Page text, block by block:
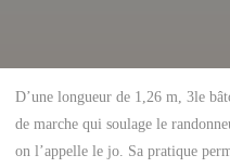
D’une longueur de 1,26 m, 3le
de marche qui soulage le
on l’appelle le jo. Sa pratique